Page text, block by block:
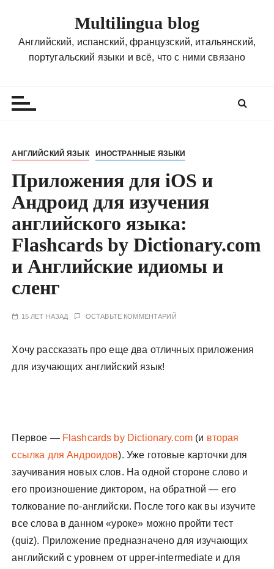
Multilingua blog
Английский, испанский, французский, итальянский,
португальский языки и всё, что с ними связано
АНГЛИЙСКИЙ ЯЗЫК ИНОСТРАННЫЕ ЯЗЫКИ
Приложения для iOS и
Андроид для изучения
английского языка:
Flashcards by Dictionary.com
и Английские идиомы и
сленг
15 ЛЕТ НАЗАД ОСТАВЬТЕ КОММЕНТАРИЙ
Хочу рассказать про еще два отличных приложения
для изучающих английский язык!
Первое — Flashcards by Dictionary.com (и вторая
ссылка для Андроидов). Уже готовые карточки для
заучивания новых слов. На одной стороне слово и
его произношение диктором, на обратной — его
толкование по-английски. После того как вы изучите
все слова в данном «уроке» можно пройти тест
(quiz). Приложение предназначено для изучающих
английский с уровнем от upper-intermediate и для